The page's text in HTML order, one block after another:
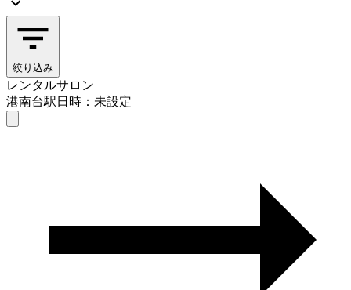
絞り込み
レンタルサロン
港南台駅日時：未設定